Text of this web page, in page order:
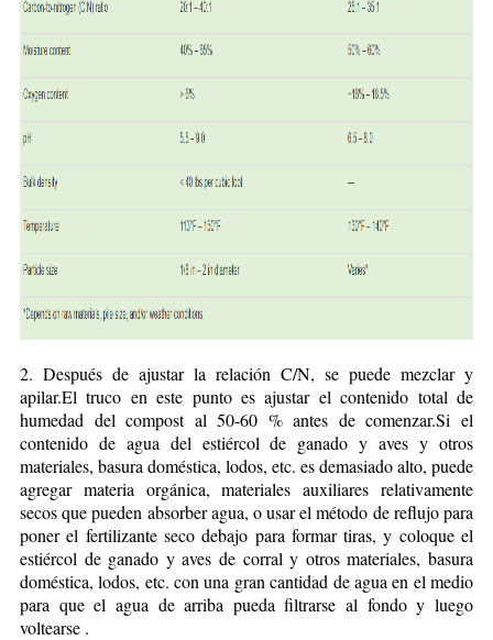
2. Después de ajustar la relación C/N, se puede mezclar y
apilar.El truco en este punto es ajustar el contenido total de
humedad del compost al 50-60 % antes de comenzar.Si el
contenido de agua del estiércol de ganado y aves y otros
materiales, basura doméstica, lodos, etc. es demasiado alto, puede
agregar materia orgánica, materiales auxiliares relativamente
secos que pueden absorber agua, o usar el método de reflujo para
poner el fertilizante seco debajo para formar tiras, y coloque el
estiércol de ganado y aves de corral y otros materiales, basura
doméstica, lodos, etc. con una gran cantidad de agua en el medio
para que el agua de arriba pueda filtrarse al fondo y luego
voltearse .